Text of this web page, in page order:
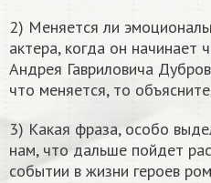
2) Меняется ли
актера, когда он начинает
Андрея Гавриловича
что меняется, то
3) Какая фраза, особо
нам, что дальше пойдет
событии в жизни героев